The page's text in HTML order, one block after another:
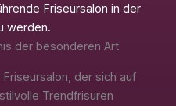
Friseursalon in der
werden.
der besonderen Art
der sich auf
Trendfrisuren